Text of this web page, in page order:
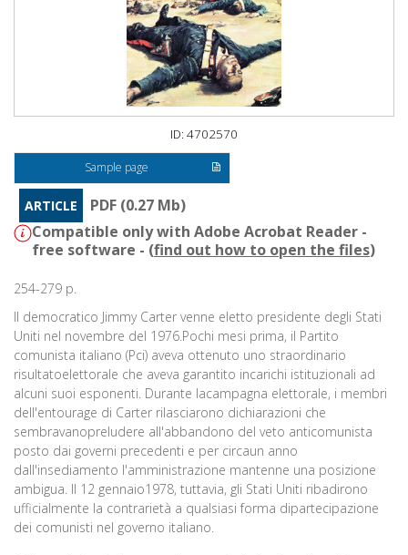
ID: 4702570
Sample page
ARTICLE
PDF (0.27 Mb)
Compatible only with Adobe Acrobat Reader -
free software - (find out how to open the files)
254-279 p.
Il democratico Jimmy Carter venne eletto presidente degli Stati
Uniti nel novembre del 1976.Pochi mesi prima, il Partito
comunista italiano (Pci) aveva ottenuto uno straordinario
risultatoelettorale che aveva garantito incarichi istituzionali ad
alcuni suoi esponenti. Durante lacampagna elettorale, i membri
dell'entourage di Carter rilasciarono dichiarazioni che
sembravanopreludere all'abbandono del veto anticomunista
posto dai governi precedenti e per circaun anno
dall'insediamento l'amministrazione mantenne una posizione
ambigua. Il 12 gennaio1978, tuttavia, gli Stati Uniti ribadirono
ufficialmente la contrarietà a qualsiasi forma dipartecipazione
dei comunisti nel governo italiano.